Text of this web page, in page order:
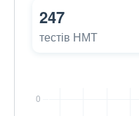
247
тестів НМТ